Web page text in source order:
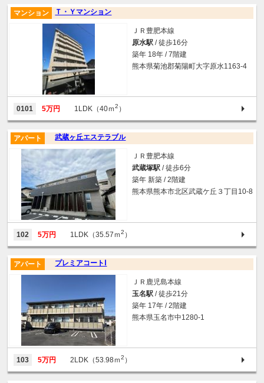
Ｔ・Ｙマンション
マンション
ＪＲ豊肥本線
原水駅 / 徒歩16分
築年 18年 / 7階建
熊本県菊池郡菊陽町大字原水1163-4
0101 5万円 1LDK（40ｍ2 ）
武蔵ヶ丘エステラブル
アパート
ＪＲ豊肥本線
武蔵塚駅 / 徒歩6分
築年 新築 / 2階建
熊本県熊本市北区武蔵ケ丘３丁目10-8
102 5万円 1LDK（35.57ｍ2 ）
プレミアコートⅠ
アパート
ＪＲ鹿児島本線
玉名駅 / 徒歩21分
築年 17年 / 2階建
熊本県玉名市中1280-1
103 5万円 2LDK（53.98ｍ2 ）